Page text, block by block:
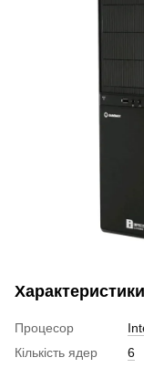
Характеристики
Процесор
Кількість ядер
6